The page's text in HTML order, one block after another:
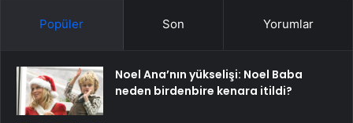
Popüler Son Yorumlar
Noel Ana’nın yükselişi: Noel Baba
neden birdenbire kenara itildi?